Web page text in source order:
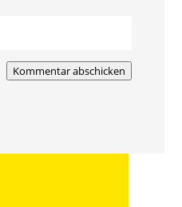
Kommentar abschicken